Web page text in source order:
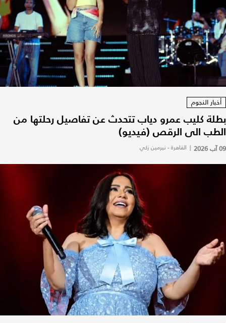
أخبار النجوم
بطلة كليب عمرو دياب تتحدث عن تفاصيل رحلتها من
الطب الى الرقص (فيديو)
09 آب 2026 | القاهرة - نيرمين زكي